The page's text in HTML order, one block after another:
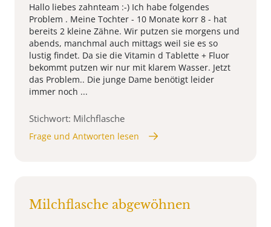
Hallo liebes zahnteam :-) Ich habe folgendes
Problem . Meine Tochter - 10 Monate korr 8 - hat
bereits 2 kleine Zähne. Wir putzen sie morgens und
abends, manchmal auch mittags weil sie es so
lustig findet. Da sie die Vitamin d Tablette + Fluor
bekommt putzen wir nur mit klarem Wasser. Jetzt
das Problem.. Die junge Dame benötigt leider
immer noch ...
Stichwort: Milchflasche
Frage und Antworten lesen
Milchflasche abgewöhnen